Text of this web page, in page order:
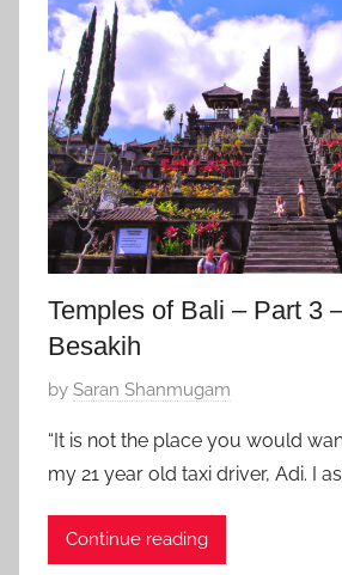
t
1
,
2
0
1
9
i
a
Z
f
a
v
o
r
e
Temples of Bali – Part 3
Besakih
P
s
t
e
by Saran Shanmugam
“It is not the place you would
my 21 year old taxi driver, Adi. I
Continue reading